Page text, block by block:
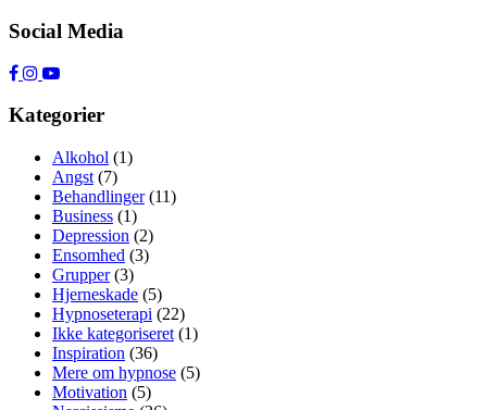
Social Media
Kategorier
Alkohol (1)
Angst (7)
Behandlinger(11)
Business (1)
Depression (2)
Ensomhed (3)
Grupper(3)
Hjerneskade (5)
Hypnoseterapi (22)
Ikke kategoriseret (1)
Inspiration (36)
Mere om hypnose (5)
Motivation (5)